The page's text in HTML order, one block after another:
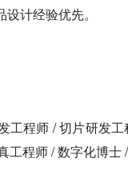
计经验优先。
工程师 / 切片研发
工程师 / 数字化博士